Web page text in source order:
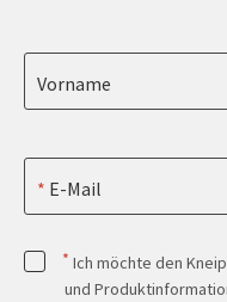
Vorname
E-Mail
* Ich möchte den
und